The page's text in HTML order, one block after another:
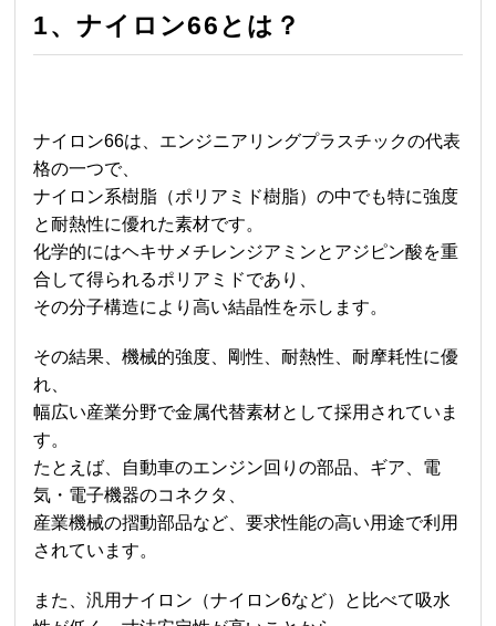
1、 ナイロン66 とは？
ナイロン66は、エンジニアリングプラスチックの代表
格の一つで、
ナイロン系樹脂（ポリアミド樹脂）の中でも特に強度
と耐熱性に優れた素材です。
化学的にはヘキサメチレンジアミンとアジピン酸を重
合して得られるポリアミドであり、
その分子構造により高い結晶性を示します。
その結果、機械的強度、剛性、耐熱性、耐摩耗性に優
れ、
幅広い産業分野で金属代替素材として採用されていま
す。
たとえば、自動車のエンジン回りの部品、ギア、電
気・電子機器のコネクタ、
産業機械の摺動部品など、要求性能の高い用途で利用
されています。
また、汎用ナイロン（ナイロン6など）と比べて吸水